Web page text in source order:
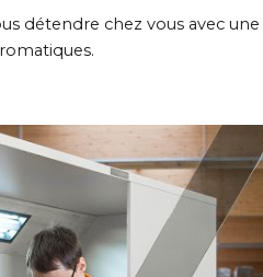
détendre chez vous avec